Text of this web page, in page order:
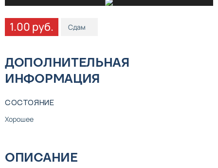
1.00 руб. Сдам
ДОПОЛНИТЕЛЬНАЯ
ИНФОРМАЦИЯ
СОСТОЯНИЕ
Хорошее
ОПИСАНИЕ